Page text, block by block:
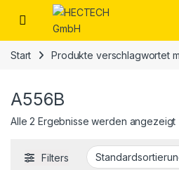
Open
Start Produkte verschlagwortet
A556B
Alle 2 Ergebnisse werden angezeigt
Filters